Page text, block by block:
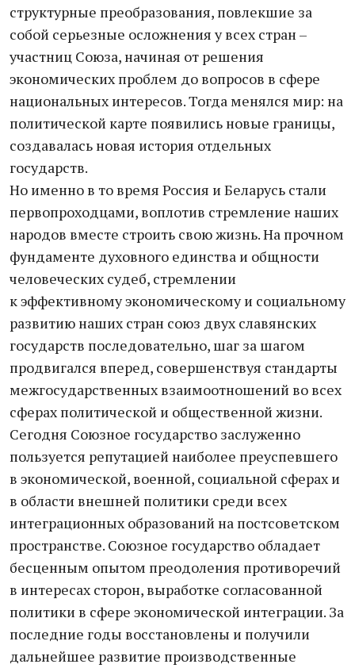
структурные преобразования, повлекшие за
собой серьезные осложнения у всех стран –
участниц Союза, начиная от решения
экономических проблем до вопросов в сфере
национальных интересов. Тогда менялся мир: на
политической карте появились новые границы,
создавалась новая история отдельных
государств.
Но именно в то время Россия и Беларусь стали
первопроходцами, воплотив стремление наших
народов вместе строить свою жизнь. На прочном
фундаменте духовного единства и общности
человеческих судеб, стремлении
к эффективному экономическому и социальному
развитию наших стран союз двух славянских
государств последовательно, шаг за шагом
продвигался вперед, совершенствуя стандарты
межгосударственных взаимоотношений во всех
сферах политической и общественной жизни.
Сегодня Союзное государство заслуженно
пользуется репутацией наиболее преуспевшего
в экономической, военной, социальной сферах и
в области внешней политики среди всех
интеграционных образований на постсоветском
пространстве. Союзное государство обладает
бесценным опытом преодоления противоречий
в интересах сторон, выработке согласованной
политики в сфере экономической интеграции. За
последние годы восстановлены и получили
дальнейшее развитие производственные